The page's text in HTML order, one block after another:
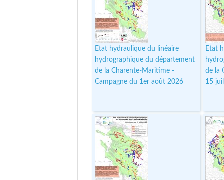
Etat hydraulique du linéaire
hydrographique du département
de la Charente-Maritime -
Campagne du 1er août 2026
Etat
de la
15